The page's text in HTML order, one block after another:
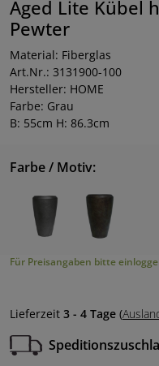
Aged Lite Kübel
Pewter
Material: Fiberglas
Art.Nr.: 3131900-100
Hersteller: HOME
Farbe: Grau
B: 55cm H: 86.3cm
Farbe / Motiv:
Für Preisangaben bitte
Lieferzeit 3 - 4 Tage (